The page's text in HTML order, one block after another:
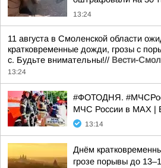
13:24
11 августа в Смоленской области
кратковременные дожди, грозы с
с. Будьте внимательны!// Вести-
13:24
#ФОТОДНЯ.
МЧС России в MAX |
13:14
Днём
грозе порывы до